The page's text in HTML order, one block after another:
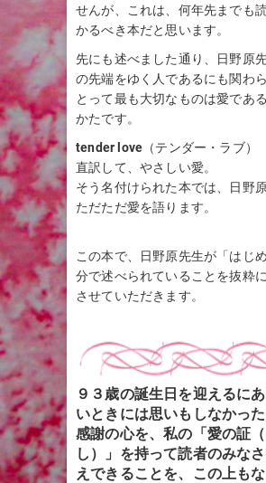
せんが、これは、何年先までも
かるべき本だと思います。
先にも述べました通り、日野原
の先端をゆく人であるにも関わ
とって最も大切なものは愛であ
かたです。
tender love （テンダー・ラブ）
直訳して、やさしい愛。
そう名付けられた本では、日野原
ただただ愛を語ります。
この本で、日野原先生が「はじ
分で述べられていることを抜粋
させていただきます。
９３歳の誕生日を迎えるに
いときには思いもしなかっ
感謝の心を、私の「愛の証
し）」を持って読者のみな
えできることを、この上も